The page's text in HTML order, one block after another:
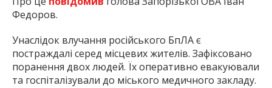
Федоров.
Унаслідок влучання російського БпЛА є
постраждалі серед місцевих жителів. Зафіксовано
поранення двох людей. Їх оперативно евакуювали
та госпіталізували до міського медичного закладу.